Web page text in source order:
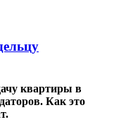
квартиры в
Как это